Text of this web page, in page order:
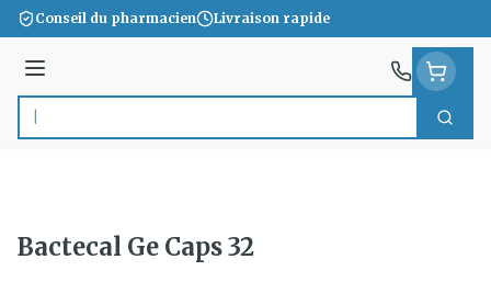
Aller au contenu
Conseil du pharmacien Livraison rapide
Menu
Rechercher
Bactecal Ge Caps 32